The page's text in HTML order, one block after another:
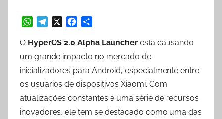
h
a
s
A
p
p
e
l
e
g
r
a
m
a
c
b
o
o
k
h
a
e
O HyperOS 2.0 Alpha Launcher está causando
um grande impacto no mercado de
inicializadores para Android, especialmente entre
os usuários de dispositivos Xiaomi. Com
atualizações constantes e uma série de recursos
inovadores, ele tem se destacado como uma das